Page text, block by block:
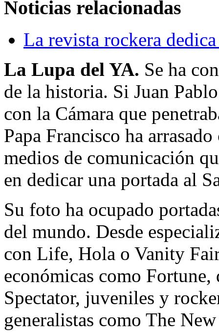
Noticias relacionadas
La revista rockera
La Lupa del YA. Se ha
de la historia. Si Juan
con la Cámara que
Papa Francisco ha
medios de comunicación
en dedicar una portada al
Su foto ha ocupado
del mundo. Desde
con Life, Hola o Vanity
económicas como Fortune,
Spectator, juveniles y
generalistas como The